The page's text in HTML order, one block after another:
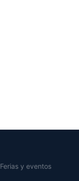
Ferias y eventos